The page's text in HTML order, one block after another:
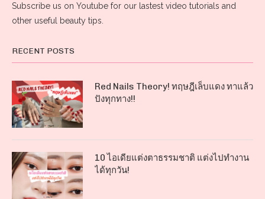
Subscribe us on Youtube for our lastest video tutorials and
other useful beauty tips.
RECENT POSTS
Red Nails Theory! ทฤษฎีเล็บแดง ทาแล้ว
ปังทุกทาง!!
10 ไอเดียแต่งตาธรรมชาติ แต่งไปทำงาน
ได้ทุกวัน!